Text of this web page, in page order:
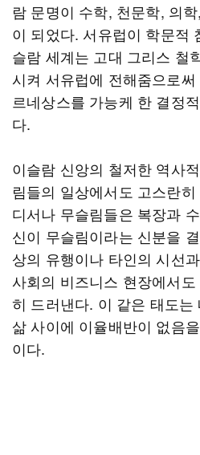
람 문명이 수학, 천문학, 의
이 되었다. 서유럽이 학문적
슬람 세계는 고대 그리스 철
시켜 서유럽에 전해줌으로
르네상스를 가능케 한 결정
다.
이슬람 신앙의 철저한 역사
림들의 일상에서도 고스란
디서나 무슬림들은 복장과
신이 무슬림이라는 신분을
상의 유행이나 타인의 시선
사회의 비즈니스 현장에서
히 드러낸다. 이 같은 태도는
삶 사이에 이율배반이 없음
이다.